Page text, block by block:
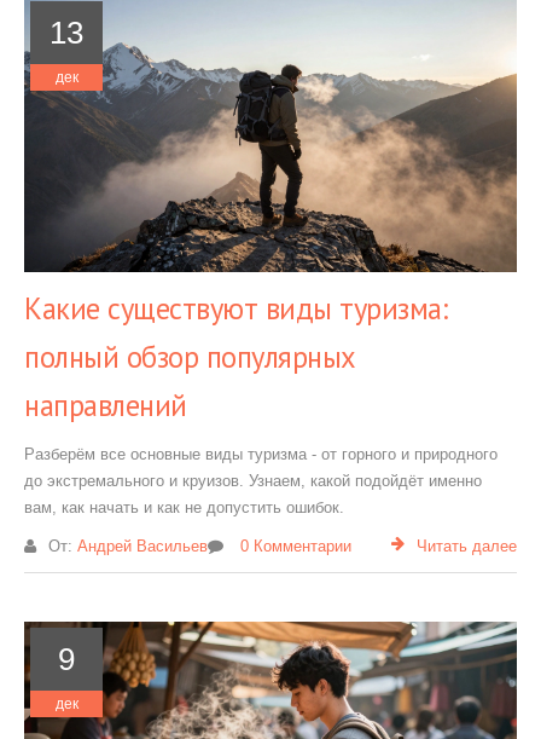
13
дек
Какие существуют виды туризма:
полный обзор популярных
направлений
Разберём все основные виды туризма - от горного и природного
до экстремального и круизов. Узнаем, какой подойдёт именно
вам, как начать и как не допустить ошибок.
От: Андрей Васильев 0 Комментарии Читать далее
9
дек